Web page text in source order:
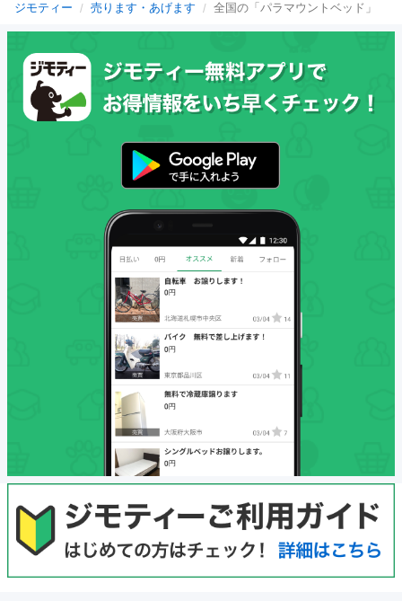
ジモティー 売ります・あげます 全国の「パラマウントベッド」